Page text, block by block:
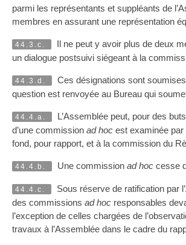
parmi les représentants et suppléants de
membres en assurant une représentation
44.3.c.
Il ne peut y avoir plus de deux
un dialogue postsuivi siégeant à la
44.3.d.
Ces désignations sont
question est renvoyée au Bureau qui
44.4.a.
L’Assemblée peut, pour des
d’une commission ad hoc est examinée
fond, pour rapport, et à la commission du
44.4.b. Une commission ad hoc cesse
44.4.c.
Sous réserve de ratification par
des commissions ad hoc responsables
l’exception de celles chargées de
travaux à l’Assemblée dans le cadre du